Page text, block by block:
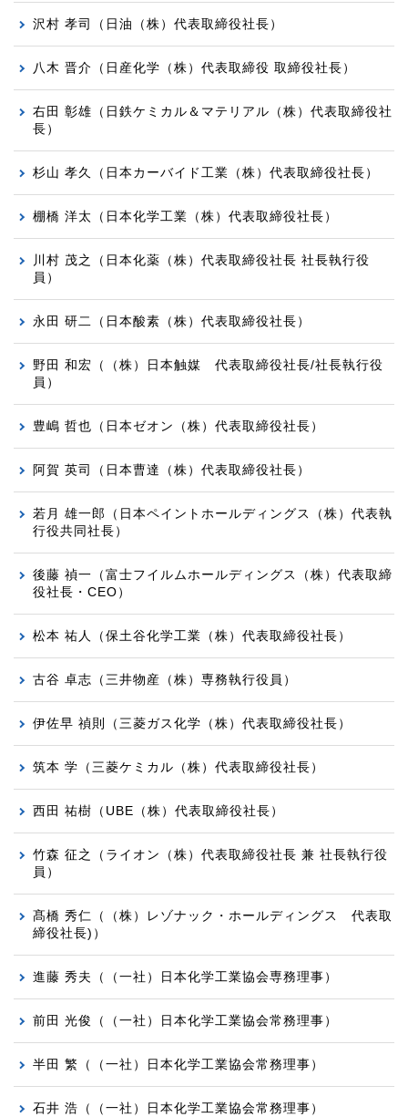
沢村 孝司（日油（株） 代表取締役社長）
八木 晋介（日産化学（株）代表取締役 取締役社長）
右田 彰雄 （日鉄ケミカル＆マテリアル（株）代表取締役社
長）
杉山 孝久（日本カーバイド工業（株）代表取締役社長）
棚橋 洋太（日本化学工業（株）代表取締役社長）
川村 茂之
（日本化薬（株）代表取締役社長 社長執行役
員）
永田 研二（日本酸素（株）代表取締役社長）
野田 和宏 （（株）日本触媒 代表取締役社長/社長執行役
員 ）
豊嶋 哲也 （日本ゼオン（株）代表取締役社長）
阿賀 英司（日本曹達（株）代表取締役社長）
若月 雄一郎（日本ペイントホールディングス（株）代表執
行役共同社長）
後藤 禎一（富士フイルムホールディングス（株）代表取締
役社長・CEO）
松本 祐人（保土谷化学工業（株）代表取締役社長）
古谷 卓志 （三井物産（株） 専務執行役員 ）
伊佐早 禎則 （三菱ガス化学（株）代表取締役社長）
筑本 学 （三菱ケミカル（株）代表取締役社長）
西田 祐樹 （UBE（株）代表取締役社長）
竹森 征之
（ライオン（株）代表取締役社長 兼 社長執行役
員）
髙橋 秀仁
（（株）レゾナック・ホールディングス 代表取
締役社長)）
進藤 秀夫（（一社）日本化学工業協会専務理事）
前田 光俊（（一社）日本化学工業協会常務理事）
半田 繁（（一社）日本化学工業協会常務理事）
石井 浩（（一社）日本化学工業協会常務理事）